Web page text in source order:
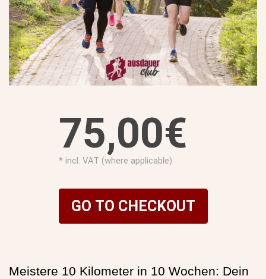
75,00€
* incl. VAT (where applicable)
GO TO CHECKOUT
Meistere 10 Kilometer in 10 Wochen: Dein